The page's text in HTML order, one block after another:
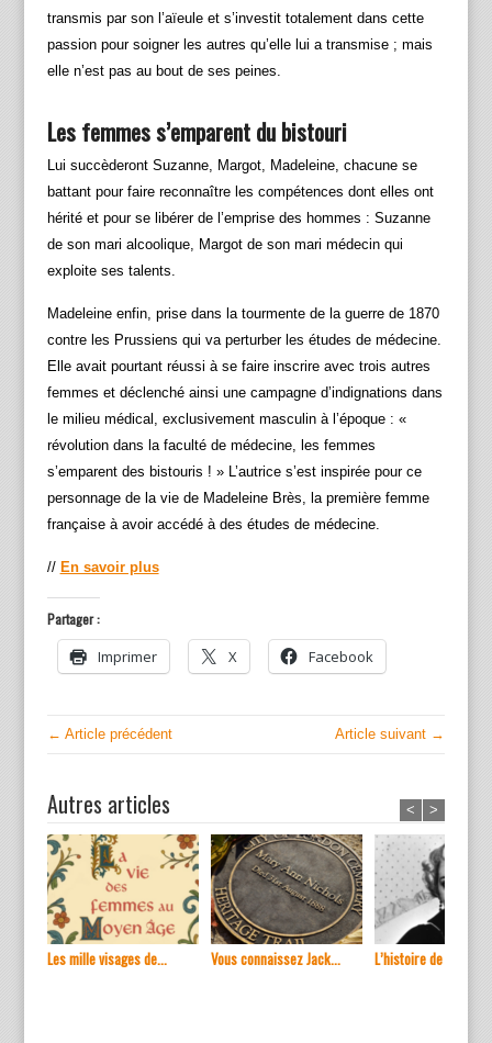
transmis par son l’aïeule et s’investit totalement dans cette
passion pour soigner les autres qu’elle lui a transmise ; mais
elle n’est pas au bout de ses peines.
Les femmes s’emparent du bistouri
Lui succèderont Suzanne, Margot, Madeleine, chacune se
battant pour faire reconnaître les compétences dont elles ont
hérité et pour se libérer de l’emprise des hommes : Suzanne
de son mari alcoolique, Margot de son mari médecin qui
exploite ses talents.
Madeleine enfin, prise dans la tourmente de la guerre de 1870
contre les Prussiens qui va perturber les études de médecine.
Elle avait pourtant réussi à se faire inscrire avec trois autres
femmes et déclenché ainsi une campagne d’indignations dans
le milieu médical, exclusivement masculin à l’époque : «
révolution dans la faculté de médecine, les femmes
s’emparent des bistouris ! » L’autrice s’est inspirée pour ce
personnage de la vie de Madeleine Brès, la première femme
française à avoir accédé à des études de médecine.
// En savoir plus
Partager :
Imprimer X Facebook
← Article précédent Article suivant →
Autres articles
Les mille visages de... Vous connaissez Jack... L’histoire de ...
< >